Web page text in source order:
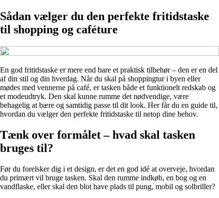
Sådan vælger du den perfekte fritidstaske
til shopping og caféture
En god fritidstaske er mere end bare et praktisk tilbehør – den er en del
af din stil og din hverdag. Når du skal på shoppingtur i byen eller
mødes med vennerne på café, er tasken både et funktionelt redskab og
et modeudtryk. Den skal kunne rumme det nødvendige, være
behagelig at bære og samtidig passe til dit look. Her får du en guide til,
hvordan du vælger den perfekte fritidstaske til netop dine behov.
Tænk over formålet – hvad skal tasken
bruges til?
Før du forelsker dig i et design, er det en god idé at overveje, hvordan
du primært vil bruge tasken. Skal den rumme indkøb, en bog og en
vandflaske, eller skal den blot have plads til pung, mobil og solbriller?